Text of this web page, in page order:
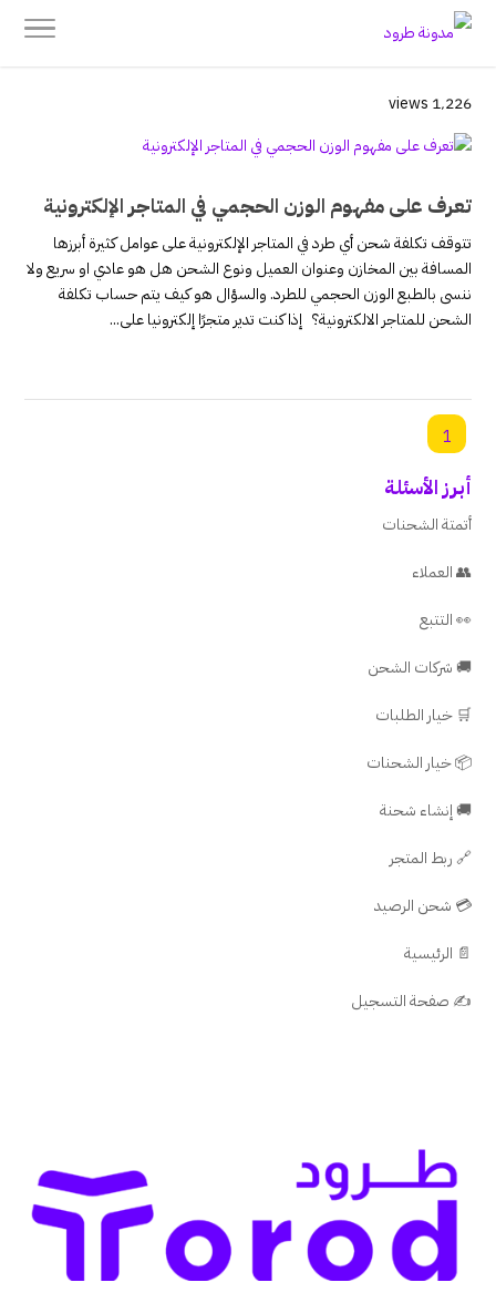
1٬226 views
تعرف على مفهوم الوزن الحجمي في المتاجر الإلكترونية
تتوقف تكلفة شحن أي طرد في المتاجر الإلكترونية على عوامل كثيرة أبرزها
المسافة بين المخازن وعنوان العميل ونوع الشحن هل هو عادي او سريع ولا
ننسى بالطبع الوزن الحجمي للطرد. والسؤال هو كيف يتم حساب تكلفة
الشحن للمتاجر الالكترونية؟ إذا كنت تدير متجرًا إلكترونيا على...
1
أبرز الأسئلة
أتمتة الشحنات
👥 العملاء
👀 التتبع
🚚 شركات الشحن
🛒 خيار الطلبات
📦 خيار الشحنات
🚚 إنشاء شحنة
🔗 ربط المتجر
💳 شحن الرصيد
📄 الرئيسية
✍️ صفحة التسجيل